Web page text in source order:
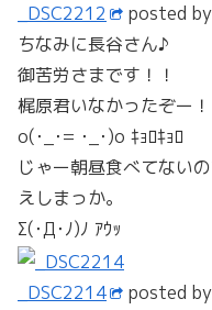
_DSC2212 posted by
ちなみに長谷さん♪
御苦労さまです！！
梶原君いなかったぞー！
o(･_･= ･_･)o ｷｮﾛｷｮﾛ
じゃー朝昼食べてない
えしまっか。
Σ(･Д･ﾉ)ﾉ ｱｳｯ
_DSC2214 posted by